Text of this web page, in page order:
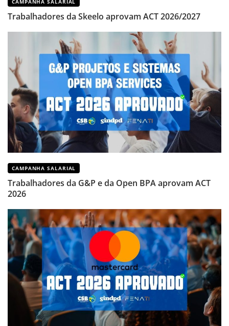
CAMPANHA SALARIAL
Trabalhadores da Skeelo aprovam ACT 2026/2027
CAMPANHA SALARIAL
Trabalhadores da G&P e da Open BPA aprovam ACT
2026